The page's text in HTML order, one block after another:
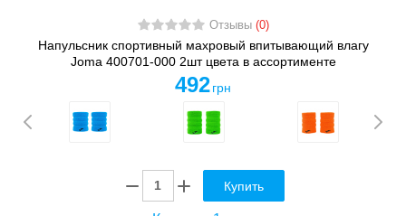
Отзывы (0)
Напульсник спортивный махровый впитывающий влагу
Joma 400701-000 2шт цвета в ассортименте
492 грн
Купить